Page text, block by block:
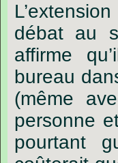
débat au
affirme
bureau
(même
personne
pourtant